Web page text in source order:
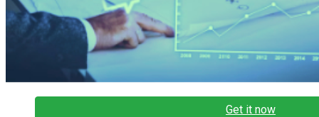
Get it now